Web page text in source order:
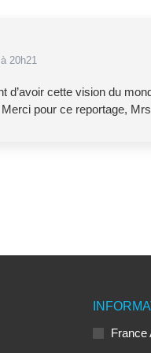
20h21
d’avoir cette vision du
Merci pour ce reportage,
France